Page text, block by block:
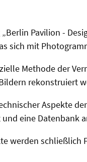
Pavilion -
sich mit
Methode der
rekonstruiert
Aspekte
eine Datenbank
werden